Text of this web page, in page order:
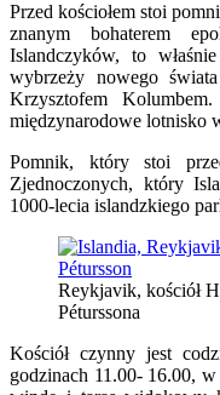
Przed kościołem stoi
znanym bohaterem
Islandczyków, to
wybrzeży nowego
Krzysztofem
międzynarodowe lotnisko
Pomnik, który stoi
Zjednoczonych, który
1000-lecia islandzkiego
Reykjavik, kościół
Péturssona
Kościół czynny jest
godzinach 11.00- 16.00,